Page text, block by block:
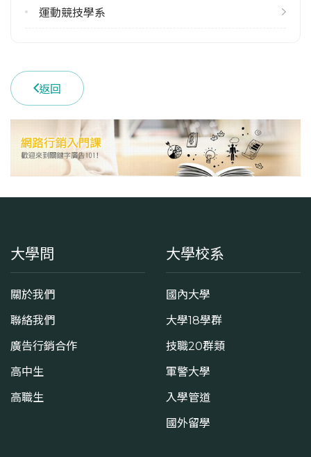
113學年度下學期
(05)2720411 #22600
學系地址
嘉義縣民雄鄉大學路一段168號
運動競技學系
返回
大學問
關於我們
聯絡我們
廣告行銷合作
高中生
高職生
大學校系
國內大學
大學18學群
技職20群類
軍警大學
入學管道
國外留學